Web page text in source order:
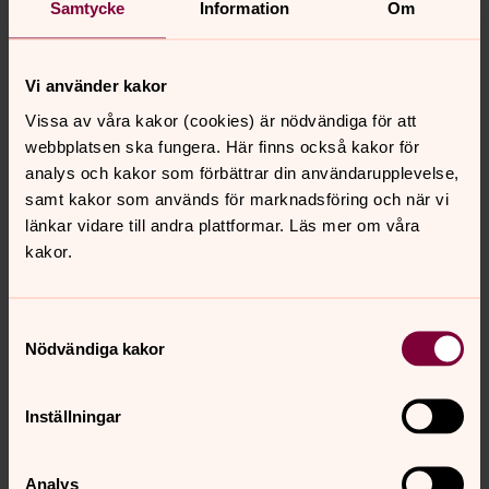
Samtycke Information Om
Vi använder kakor
Vissa av våra kakor (cookies) är nödvändiga för att
webbplatsen ska fungera. Här finns också kakor för
analys och kakor som förbättrar din användarupplevelse,
samt kakor som används för marknadsföring och när vi
länkar vidare till andra plattformar. Läs mer om våra
kakor.
Nödvändiga kakor
Inställningar
Analys
särskilt fokus under dessa utbildningar.
Kulturarvsworkshops
”Kulturarv är spår av det förflutna som är angelägna för
oss idag”
Det säger kulturminister Alice Bha Kuhnke om den nya
kulturarvspropositionen Kulturarvspolitik (prop.
2016/17:116). Där kan man läsa att politiken bör utgå från
en förståelse av kulturarvet som i högre utsträckning än
förhållningssätt. Att kulturarvet kan betyda olika för olika
företräde framför en annan. Kulturarvspolitiken ska bidra
angelägenhet för alla, så att det offentliga samtalet
vidgas och fördjupas samt att medskapande och
Länk till regeringens hemsida